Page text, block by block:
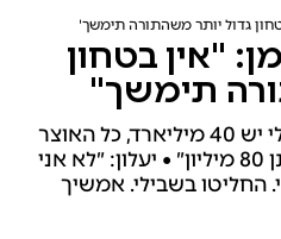
גדול יותר משהתורה תימשך"
"אין בטחון
תימשך"
כחלון: ״לאבי היו 4000 ש״ח. לי יש 40 מיליארד, כל האוצר
אצלי, אז אתן רק 24 שח? אתן 80 מיליון״ • יעלון: ״לא אני
בשבילי. אמשיך